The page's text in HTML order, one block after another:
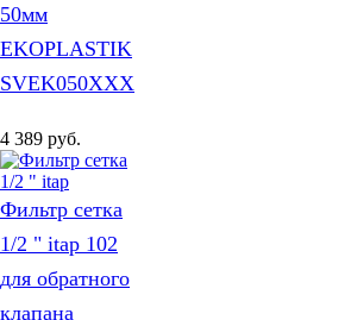
50мм
EKOPLASTIK
SVEK050XXX
4 389 руб.
Фильтр сетка
1/2 " itap 102
для обратного
клапана